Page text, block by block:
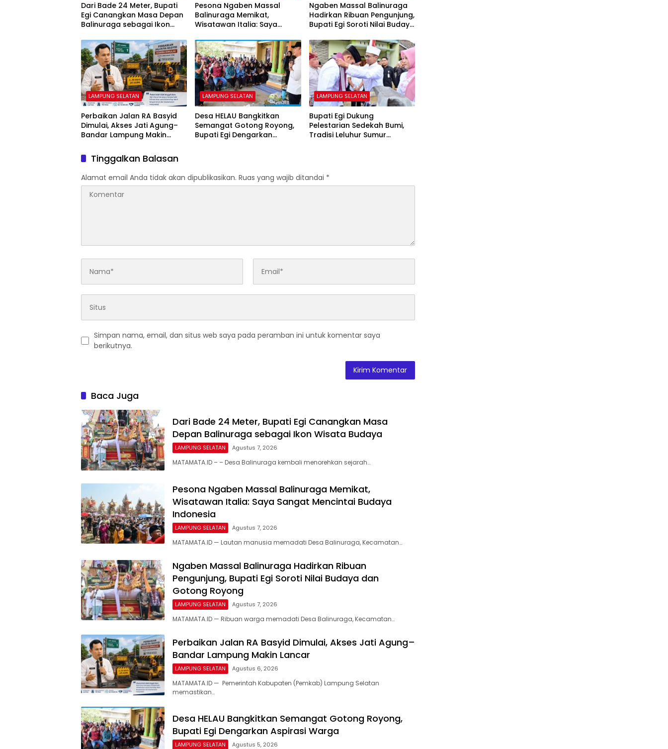
Dari Bade 24 Meter, Bupati
Egi Canangkan Masa Depan
Balinuraga sebagai Ikon
Pesona Ngaben Massal
Balinuraga Memikat,
Wisatawan Italia: Saya
Indonesia
Ngaben Massal Balinuraga
Hadirkan Ribuan Pengunjung,
Bupati Egi Soroti Nilai Budaya
LAMPUNG SELATAN
Perbaikan Jalan RA Basyid
Dimulai, Akses Jati Agung–
Bandar Lampung Makin
LAMPUNG SELATAN
Desa HELAU Bangkitkan
Semangat Gotong Royong,
Bupati Egi Dengarkan
LAMPUNG SELATAN
Bupati Egi Dukung
Pelestarian Sedekah Bumi,
Tradisi Leluhur Sumur
Tinggalkan Balasan
Alamat email Anda tidak akan dipublikasikan. Ruas yang wajib ditandai *
Simpan nama, email, dan situs web saya pada peramban ini untuk komentar saya
berikutnya.
Baca Juga
Dari Bade 24 Meter, Bupati Egi Canangkan Masa
Depan Balinuraga sebagai Ikon Wisata Budaya
LAMPUNG SELATAN Agustus 7, 2026
MATAMATA.ID – – Desa Balinuraga kembali menorehkan sejarah…
Pesona Ngaben Massal Balinuraga Memikat,
Wisatawan Italia: Saya Sangat Mencintai Budaya
Indonesia
LAMPUNG SELATAN Agustus 7, 2026
MATAMATA.ID — Lautan manusia memadati Desa Balinuraga, Kecamatan…
Ngaben Massal Balinuraga Hadirkan Ribuan
Pengunjung, Bupati Egi Soroti Nilai Budaya dan
Gotong Royong
LAMPUNG SELATAN Agustus 7, 2026
MATAMATA.ID — Ribuan warga memadati Desa Balinuraga, Kecamatan…
Perbaikan Jalan RA Basyid Dimulai, Akses Jati Agung–
Bandar Lampung Makin Lancar
LAMPUNG SELATAN Agustus 6, 2026
MATAMATA.ID — Pemerintah Kabupaten (Pemkab) Lampung Selatan
memastikan…
Desa HELAU Bangkitkan Semangat Gotong Royong,
Bupati Egi Dengarkan Aspirasi Warga
LAMPUNG SELATAN Agustus 5, 2026